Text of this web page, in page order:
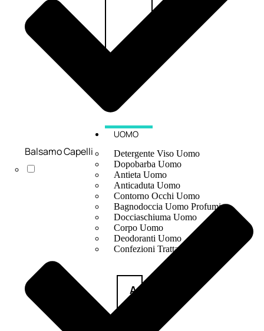
UOMO
Detergente Viso Uomo
Dopobarba Uomo
Antieta Uomo
Anticaduta Uomo
Contorno Occhi Uomo
Bagnodoccia Uomo Profumi
Docciaschiuma Uomo
Corpo Uomo
Deodoranti Uomo
Confezioni Trattamenti Uomo
Antietà
Balsamo Capelli